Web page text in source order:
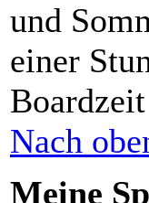
und
einer
Nach
Meine